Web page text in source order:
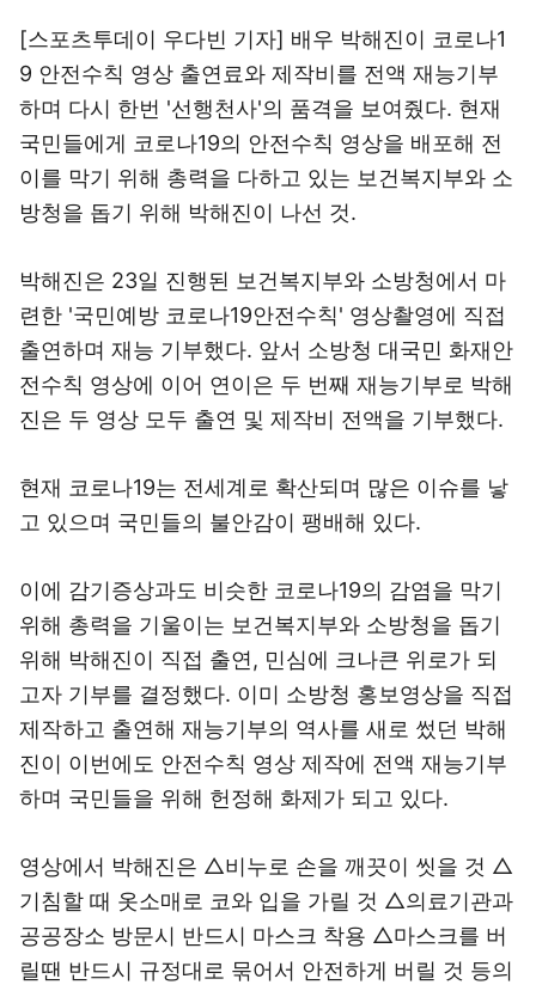
[스포츠투데이 우다빈 기자] 배우 박해진이 코로나1
9 안전수칙 영상 출연료와 제작비를 전액 재능기부
하며 다시 한번 '선행천사'의 품격을 보여줬다. 현재
국민들에게 코로나19의 안전수칙 영상을 배포해 전
이를 막기 위해 총력을 다하고 있는 보건복지부와 소
방청을 돕기 위해 박해진이 나선 것.
박해진은 23일 진행된 보건복지부와 소방청에서 마
련한 '국민예방 코로나19안전수칙' 영상촬영에 직접
출연하며 재능 기부했다. 앞서 소방청 대국민 화재안
전수칙 영상에 이어 연이은 두 번째 재능기부로 박해
진은 두 영상 모두 출연 및 제작비 전액을 기부했다.
현재 코로나19는 전세계로 확산되며 많은 이슈를 낳
고 있으며 국민들의 불안감이 팽배해 있다.
이에 감기증상과도 비슷한 코로나19의 감염을 막기
위해 총력을 기울이는 보건복지부와 소방청을 돕기
위해 박해진이 직접 출연, 민심에 크나큰 위로가 되
고자 기부를 결정했다. 이미 소방청 홍보영상을 직접
제작하고 출연해 재능기부의 역사를 새로 썼던 박해
진이 이번에도 안전수칙 영상 제작에 전액 재능기부
하며 국민들을 위해 헌정해 화제가 되고 있다.
영상에서 박해진은 △비누로 손을 깨끗이 씻을 것 △
기침할 때 옷소매로 코와 입을 가릴 것 △의료기관과
공공장소 방문시 반드시 마스크 착용 △마스크를 버
릴땐 반드시 규정대로 묶어서 안전하게 버릴 것 등의